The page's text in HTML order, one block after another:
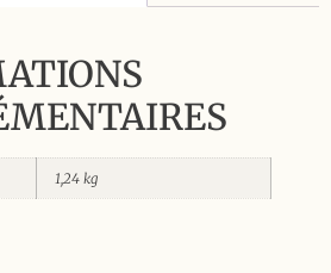
1,24 kg